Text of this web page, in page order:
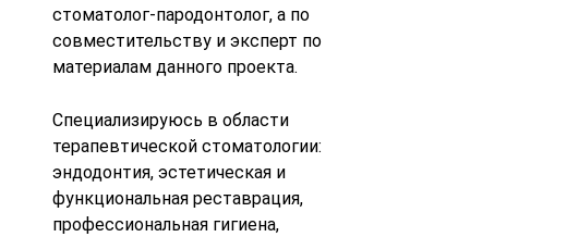
стоматолог-пародонтолог, а по
совместительству и эксперт по
материалам данного проекта.
Специализируюсь в области
терапевтической стоматологии:
эндодонтия, эстетическая и
функциональная реставрация,
профессиональная гигиена,